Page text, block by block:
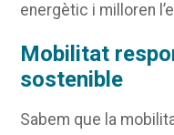
energètic i milloren
Mobilitat
sostenible
Sabem que la